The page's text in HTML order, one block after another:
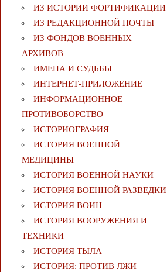
ИЗ ИСТОРИИ ФОРТИФИКАЦИИ
ИЗ РЕДАКЦИОННОЙ ПОЧТЫ
ИЗ ФОНДОВ ВОЕННЫХ
АРХИВОВ
ИМЕНА И СУДЬБЫ
ИНТЕРНЕТ-ПРИЛОЖЕНИЕ
ИНФОРМАЦИОННОЕ
ПРОТИВОБОРСТВО
ИСТОРИОГРАФИЯ
ИСТОРИЯ ВОЕННОЙ
МЕДИЦИНЫ
ИСТОРИЯ ВОЕННОЙ НАУКИ
ИСТОРИЯ ВОЕННОЙ РАЗВЕДКИ
ИСТОРИЯ ВОИН
ИСТОРИЯ ВООРУЖЕНИЯ И
ТЕХНИКИ
ИСТОРИЯ ТЫЛА
ИСТОРИЯ: ПРОТИВ ЛЖИ